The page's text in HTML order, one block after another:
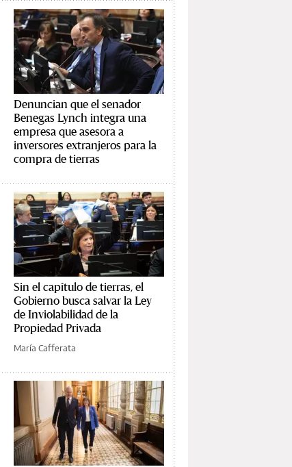
Denuncian que el senador
Benegas Lynch integra una
empresa que asesora a
inversores extranjeros para la
compra de tierras
Sin el capítulo de tierras, el
Gobierno busca salvar la Ley
de Inviolabilidad de la
Propiedad Privada
María Cafferata